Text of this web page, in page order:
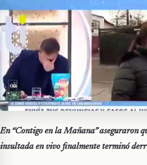
En “Contigo en la Mañana” aseguraron
insultada en vivo finalmente terminó